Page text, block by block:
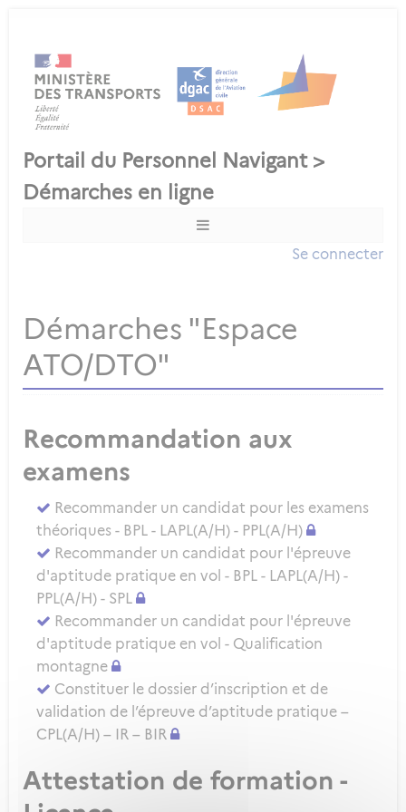
Se connecter
Démarches "Espace
ATO/DTO"
Recommandation aux
examens
Recommander un candidat pour les examens
théoriques - BPL - LAPL(A/H) - PPL(A/H)
Recommander un candidat pour l'épreuve
d'aptitude pratique en vol - BPL - LAPL(A/H) -
PPL(A/H) - SPL
Recommander un candidat pour l'épreuve
d'aptitude pratique en vol - Qualification
montagne
Constituer le dossier d’inscription et de
validation de l’épreuve d’aptitude pratique –
CPL(A/H) – IR – BIR
Attestation de formation -